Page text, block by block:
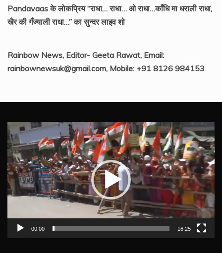
Pandavaas के लोकप्रिय “राधा… राधा… ओ राधा…काँधि मा धराली राधा,
खैर की गँज्याली राधा…” का सुन्दर लाइव शो
Rainbow News, Editor- Geeta Rawat, Email:
rainbownewsuk@gmail.com, Mobile: +91 8126 984153
Video
Player
00:00 16:25